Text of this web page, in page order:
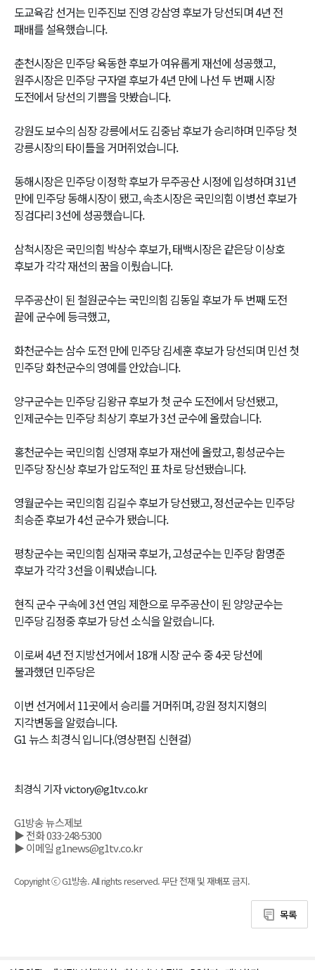
도교육감 선거는 민주진보 진영 강삼영 후보가 당선되며 4년 전
패배를 설욕했습니다.
춘천시장은 민주당 육동한 후보가 여유롭게 재선에 성공했고,
원주시장은 민주당 구자열 후보가 4년 만에 나선 두 번째 시장
도전에서 당선의 기쁨을 맛봤습니다.
강원도 보수의 심장 강릉에서도 김중남 후보가 승리하며 민주당 첫
강릉시장의 타이틀을 거머쥐었습니다.
동해시장은 민주당 이정학 후보가 무주공산 시정에 입성하며 31년
만에 민주당 동해시장이 됐고, 속초시장은 국민의힘 이병선 후보가
징검다리 3선에 성공했습니다.
삼척시장은 국민의힘 박상수 후보가, 태백시장은 같은당 이상호
후보가 각각 재선의 꿈을 이뤘습니다.
무주공산이 된 철원군수는 국민의힘 김동일 후보가 두 번째 도전
끝에 군수에 등극했고,
화천군수는 삼수 도전 만에 민주당 김세훈 후보가 당선되며 민선 첫
민주당 화천군수의 영예를 안았습니다.
양구군수는 민주당 김왕규 후보가 첫 군수 도전에서 당선됐고,
인제군수는 민주당 최상기 후보가 3선 군수에 올랐습니다.
홍천군수는 국민의힘 신영재 후보가 재선에 올랐고, 횡성군수는
민주당 장신상 후보가 압도적인 표 차로 당선됐습니다.
영월군수는 국민의힘 김길수 후보가 당선됐고, 정선군수는 민주당
최승준 후보가 4선 군수가 됐습니다.
평창군수는 국민의힘 심재국 후보가, 고성군수는 민주당 함명준
후보가 각각 3선을 이뤄냈습니다.
현직 군수 구속에 3선 연임 제한으로 무주공산이 된 양양군수는
민주당 김정중 후보가 당선 소식을 알렸습니다.
이로써 4년 전 지방선거에서 18개 시장 군수 중 4곳 당선에
불과했던 민주당은
이번 선거에서 11곳에서 승리를 거머쥐며, 강원 정치지형의
지각변동을 알렸습니다.
G1 뉴스 최경식 입니다.(영상편집 신현걸)
최경식 기자 victory@g1tv.co.kr
G1방송 뉴스제보
▶ 전화 033-248-5300
▶ 이메일 g1news@g1tv.co.kr
Copyright ⓒ G1방송. All rights reserved. 무단 전재 및 재배포 금지.
목록